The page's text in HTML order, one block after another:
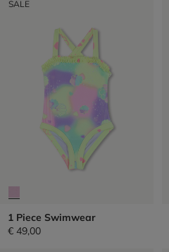
SALE
1 Piece Swimwear
€ 49,00